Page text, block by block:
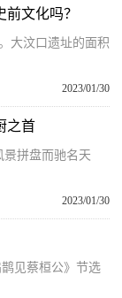
文化吗？
大汶口遗址的面积
2023/01/30
之首
景拼盘而驰名天
2023/01/30
见蔡桓公》节选